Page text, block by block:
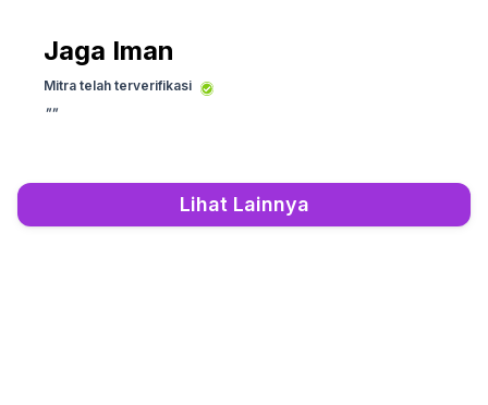
Jaga Iman
Mitra telah terverifikasi
""
Lihat Lainnya